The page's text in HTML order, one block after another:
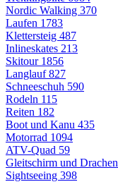
Nordic Walking 370
Laufen 1783
Klettersteig 487
Inlineskates 213
Skitour 1856
Langlauf827
Schneeschuh 590
Rodeln 115
Reiten 182
Boot und Kanu 435
Motorrad 1094
ATV-Quad 59
Gleitschirm und Drachen
Sightseeing 398